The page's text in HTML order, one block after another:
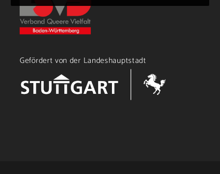
Gefördert von der Landeshauptstadt